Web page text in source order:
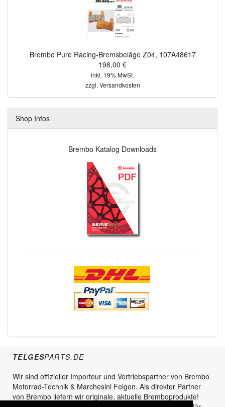
Brembo Pure Racing-Bremsbeläge Z04, 107A48617
198,00 €
inkl. 19% MwSt.
zzgl. Versandkosten
Shop Infos
Brembo Katalog Downloads
TELGESPARTS.DE
Wir sind offizieller Importeur und Vertriebspartner von Brembo
Motorrad-Technik & Marchesini Felgen. Als direkter Partner
von Brembo liefern wir originale, aktuelle Bremboprodukte!